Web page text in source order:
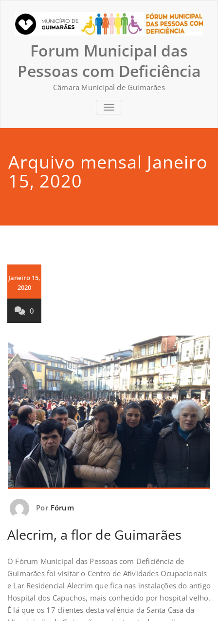
content
Forum Municipal das
Pessoas com Deficiência
Câmara Municipal de Guimarães
TOGGLE NAVIGATION
Arquivo mensal Janeiro
15, 2020
Janeiro 15,
2020
0
Por Fórum
Alecrim, a flor de Guimarães
O Fórum Municipal das Pessoas com Deficiência de
Guimarães foi visitar o Centro de Atividades Ocupacionais
e Lar Residencial Alecrim que fica nas instalações do antigo
Hospital dos Capuchos, mais conhecido por hospital velho.
É lá que os 17 clientes desta valência da Santa Casa da